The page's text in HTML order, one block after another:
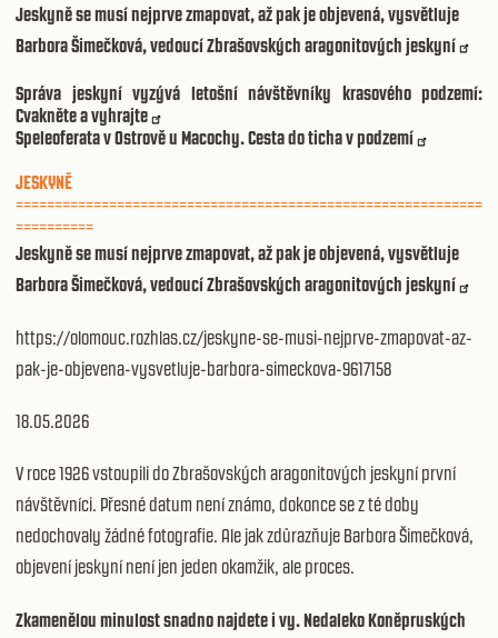
Jeskyně se musí nejprve zmapovat, až pak je objevená, vysvětluje
Barbora Šimečková, vedoucí Zbrašovských aragonitových jeskyní
Správa jeskyní vyzývá letošní návštěvníky krasového podzemí:
Cvakněte a vyhrajte
Speleoferata v Ostrově u Macochy. Cesta do ticha v podzemí
JESKYNĚ
============================================================
==========
Jeskyně se musí nejprve zmapovat, až pak je objevená, vysvětluje
Barbora Šimečková, vedoucí Zbrašovských aragonitových jeskyní
https://olomouc.rozhlas.cz/jeskyne-se-musi-nejprve-zmapovat-az-
pak-je-objevena-vysvetluje-barbora-simeckova-9617158
18.05.2026
V roce 1926 vstoupili do Zbrašovských aragonitových jeskyní první
návštěvníci. Přesné datum není známo, dokonce se z té doby
nedochovaly žádné fotografie. Ale jak zdůrazňuje Barbora Šimečková,
objevení jeskyní není jen jeden okamžik, ale proces.
Zkamenělou minulost snadno najdete i vy. Nedaleko Koněpruských